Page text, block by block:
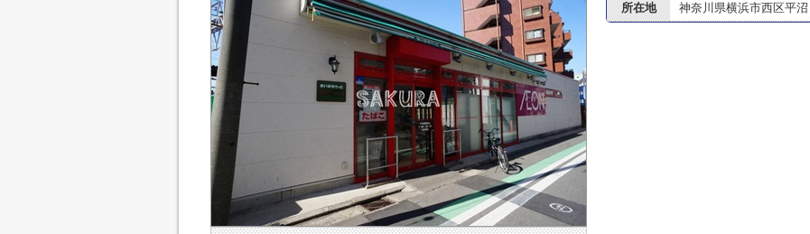
所在地
神奈川県横浜市西区平